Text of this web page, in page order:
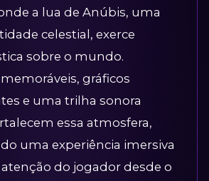
a lua de Anúbis, uma
celestial, exerce
sobre o mundo.
gráficos
e uma trilha sonora
essa atmosfera,
uma experiência imersiva
do jogador desde o